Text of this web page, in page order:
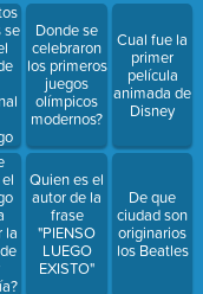
se
la
Donde se
celebraron
los primeros
juegos
olímpicos
modernos?
Quien es el
autor de la
frase
"PIENSO
LUEGO
EXISTO"
Cual fue la
primer
película
animada de
Disney
De que
ciudad son
originarios
los Beatles